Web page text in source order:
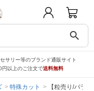
search
サリー等のブランド通販サイト
円以上のご注文で送料無料
特殊カット 【粒売り/バラ